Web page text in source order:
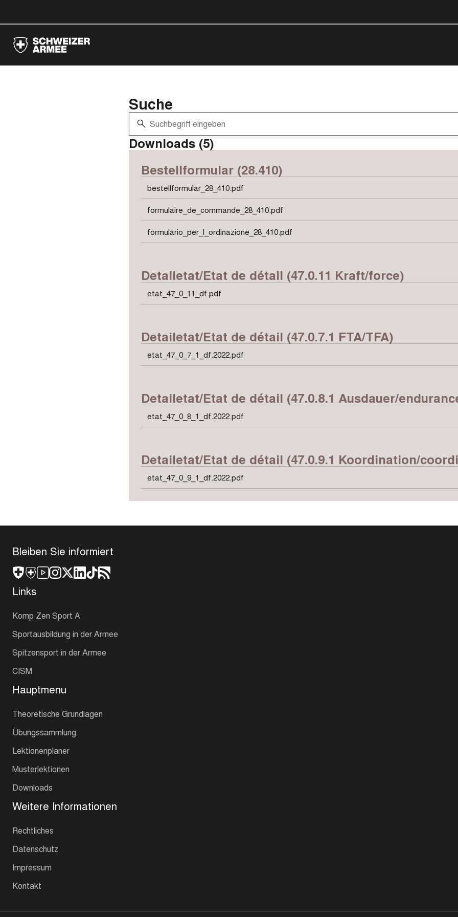
Suche
Downloads (5)
Bestellformular (28.410)
bestellformular_28_410.pdf
formulaire_de_commande_28_410.pdf
formulario_per_l_ordinazione_28_410.pdf
Detailetat/Etat de détail (47.0.11 Kraft/force)
etat_47_0_11_df.pdf
Detailetat/Etat de détail (47.0.7.1 FTA/TFA)
etat_47_0_7_1_df.2022.pdf
Detailetat/Etat de détail (47.0.8.1 Ausdauer/
etat_47_0_8_1_df.2022.pdf
Detailetat/Etat de détail (47.0.9.1 Koordination/
etat_47_0_9_1_df.2022.pdf
Bleiben Sie informiert
Links
Komp Zen Sport A
Sportausbildung in der Armee
Spitzensport in der Armee
CISM
Hauptmenu
Theoretische Grundlagen
Übungssammlung
Lektionenplaner
Musterlektionen
Downloads
Weitere Informationen
Rechtliches
Datenschutz
Impressum
Kontakt